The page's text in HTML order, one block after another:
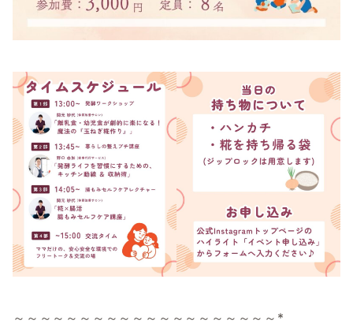
～～～～～～～～～～～～～～～～～～～～*